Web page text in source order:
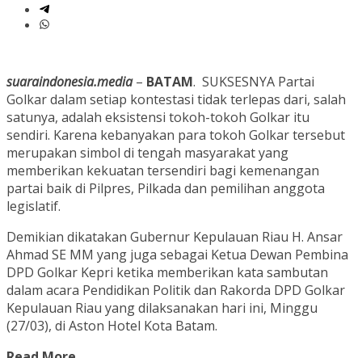
suaraindonesia.media– BATAM. SUKSESNYA Partai
Golkar dalam setiap kontestasi tidak terlepas dari, salah
satunya, adalah eksistensi tokoh-tokoh Golkar itu
sendiri. Karena kebanyakan para tokoh Golkar tersebut
merupakan simbol di tengah masyarakat yang
memberikan kekuatan tersendiri bagi kemenangan
partai baik di Pilpres, Pilkada dan pemilihan anggota
legislatif.
Demikian dikatakan Gubernur Kepulauan Riau H. Ansar
Ahmad SE MM yang juga sebagai Ketua Dewan Pembina
DPD Golkar Kepri ketika memberikan kata sambutan
dalam acara Pendidikan Politik dan Rakorda DPD Golkar
Kepulauan Riau yang dilaksanakan hari ini, Minggu
(27/03), di Aston Hotel Kota Batam.